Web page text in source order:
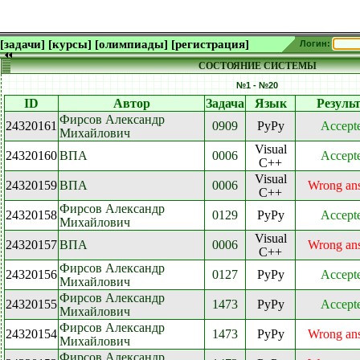
[задачи] [курсы] [олимпиады] [регистрация] Логин:
СОСТОЯНИЕ СИСТЕМЫ
№1 - №20
ID Автор Задача Язык
24320161 Фирсов Александр
Михайлович
0909 PyPy
24320160ВПА 0006
Visual
C++
24320159ВПА 0006
Visual
C++
Wrong
24320158Фирсов Александр
Михайлович
0129 PyPy
24320157ВПА 0006
Visual
C++
Wrong
24320156Фирсов Александр
Михайлович
0127 PyPy
24320155Фирсов Александр
Михайлович
1473 PyPy
24320154Фирсов Александр
Михайлович
1473 PyPy Wrong
Фирсов Александр